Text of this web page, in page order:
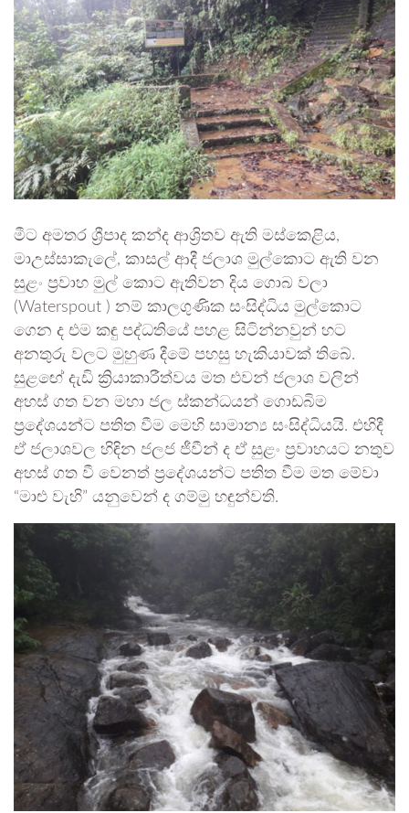
මීට අමතර ශ්‍රීපාද කන්ද ආශ්‍රිතව ඇති මස්කෙළිය,
මාඋස්සාකැලේ, කාසල් ආදී ජලාශ මුල්කොට ඇති වන
සුළං ප්‍රවාහ මුල් කොට ඇතිවන දිය ගොබ වලා
(Waterspout ) නම් කාලගුණික සංසිද්ධිය මුල්කොට
ගෙන ද එම කඳු පද්ධතියේ පහළ සිටින්නවුන් හට
අනතුරු වලට මුහුණ දීමේ පහසු හැකියාවක් තිබේ.
සුළඟේ දැඩි ක්‍රියාකාරීත්වය මත එවන් ජලාශ වලින්
අහස් ගත වන මහා ජල ස්කන්ධයන් ගොඩබිම
ප්‍රදේශයන්ට පතිත වීම මෙහි සාමාන්‍ය සංසිද්ධියයි. එහිදී
ඒ ජලාශවල හිඳින ජලජ ජීවීන් ද ඒ සුළං ප්‍රවාහයට නතුව
අහස් ගත වී වෙනත් ප්‍රදේශයන්ට පතිත වීම මත මේවා
“මාළු වැහි” යනුවෙන් ද ගම්මු හඳුන්වති.